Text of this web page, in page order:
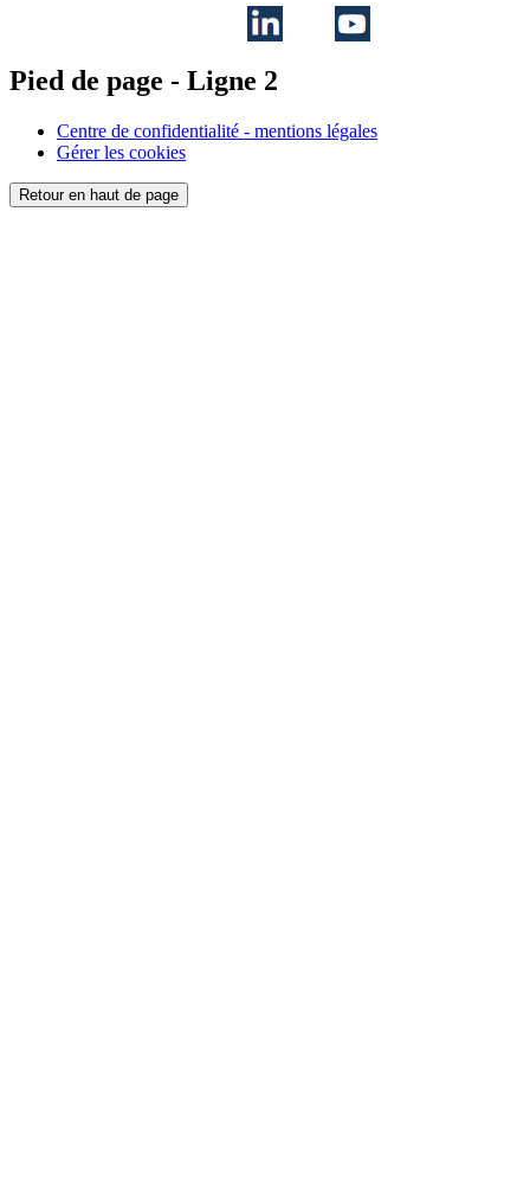
Pied de page - Ligne 2
Centre de confidentialité - mentions légales
Gérer les cookies
Retour en haut de page